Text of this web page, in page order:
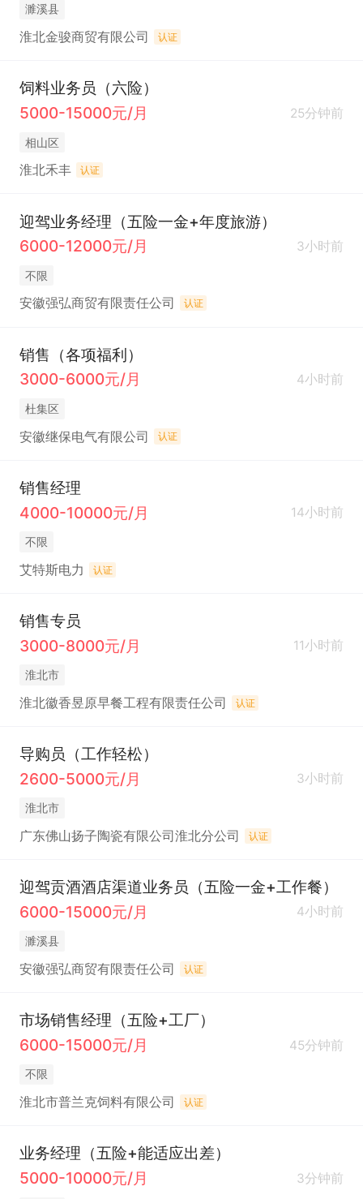
濉溪县
淮北金骏商贸有限公司 认证
饲料业务员（六险）
5000-15000元/月
25分钟前
相山区
淮北禾丰 认证
迎驾业务经理（五险一金+年度旅游）
6000-12000元/月
3小时前
不限
安徽强弘商贸有限责任公司 认证
销售（各项福利）
3000-6000元/月
4小时前
杜集区
安徽继保电气有限公司 认证
销售经理
4000-10000元/月
14小时前
不限
艾特斯电力 认证
销售专员
3000-8000元/月
11小时前
淮北市
淮北徽香昱原早餐工程有限责任公司 认证
导购员（工作轻松）
2600-5000元/月
3小时前
淮北市
广东佛山扬子陶瓷有限公司淮北分公司 认证
迎驾贡酒酒店渠道业务员（五险一金+工作餐）
6000-15000元/月
4小时前
濉溪县
安徽强弘商贸有限责任公司 认证
市场销售经理（五险+工厂）
6000-15000元/月
45分钟前
不限
淮北市普兰克饲料有限公司 认证
业务经理（五险+能适应出差）
5000-10000元/月
3分钟前